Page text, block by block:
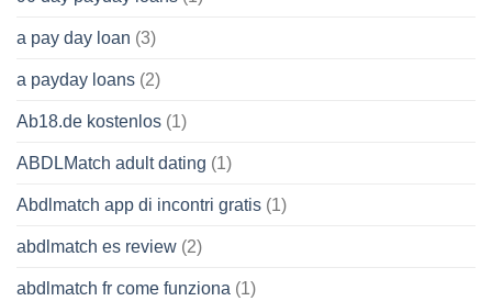
a pay day loan (3)
a payday loans (2)
Ab18.de kostenlos (1)
ABDLMatch adult dating (1)
Abdlmatch app di incontri gratis (1)
abdlmatch es review (2)
abdlmatch fr come funziona (1)